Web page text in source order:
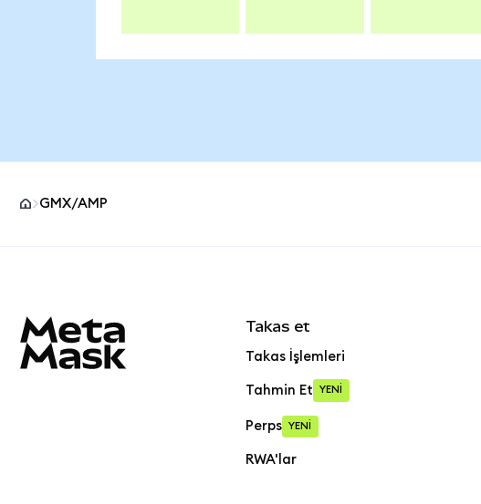
GMX/AMP
Takas et
Takas İşlemleri
Tahmin Et YENİ
Perps YENİ
RWA'lar